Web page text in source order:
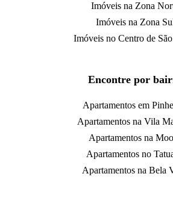
Imóveis na Zona
Imóveis na Zona
Imóveis no Centro de
Encontre por
Apartamentos em
Apartamentos na Vila
Apartamentos na
Apartamentos no
Apartamentos na Bela